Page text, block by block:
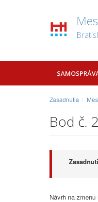
Zasadnutia
Bod č. 2
Návrh na